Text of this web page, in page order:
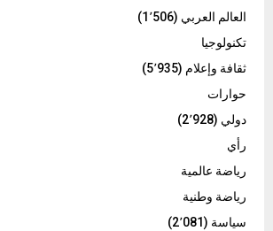
العالم العربي (1٬506)
تكنولوجيا
ثقافة وإعلام (5٬935)
حوارات
دولي (2٬928)
رأي
رياضة عالمية
رياضة وطنية
سياسة (2٬081)